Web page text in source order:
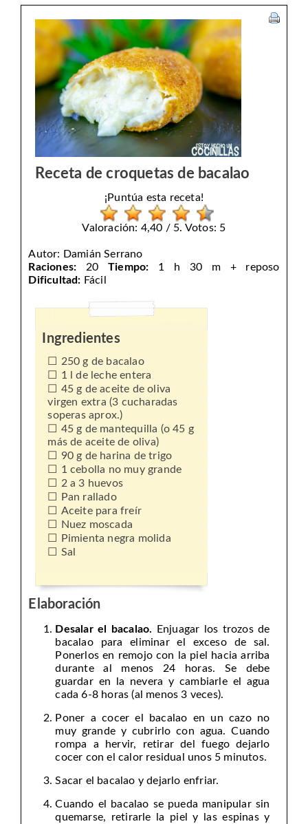
Receta de croquetas de bacalao
¡Puntúa esta receta!
Valoración: 4,40 / 5. Votos: 5
Autor: Damián Serrano
Raciones:
20 Tiempo:
1 h 30 m + reposo
Dificultad: Fácil
Ingredientes
250 g de bacalao
1 l de leche entera
45 g de aceite de oliva
virgen extra (3 cucharadas
soperas aprox.)
45 g de mantequilla (o 45 g
más de aceite de oliva)
90 g de harina de trigo
1 cebolla no muy grande
2 a 3 huevos
Pan rallado
Aceite para freír
Nuez moscada
Pimienta negra molida
Sal
Elaboración
Desalar el bacalao. Enjuagar los trozos de
bacalao para eliminar el exceso de sal.
Ponerlos en remojo con la piel hacia arriba
durante al menos 24 horas. Se debe
guardar en la nevera y cambiarle el agua
cada 6-8 horas (al menos 3 veces).
Poner a cocer el bacalao en un cazo no
muy grande y cubrirlo con agua. Cuando
rompa a hervir, retirar del fuego dejarlo
cocer con el calor residual unos 5 minutos.
Sacar el bacalao y dejarlo enfriar.
Cuando el bacalao se pueda manipular sin
quemarse, retirarle la piel y las espinas y